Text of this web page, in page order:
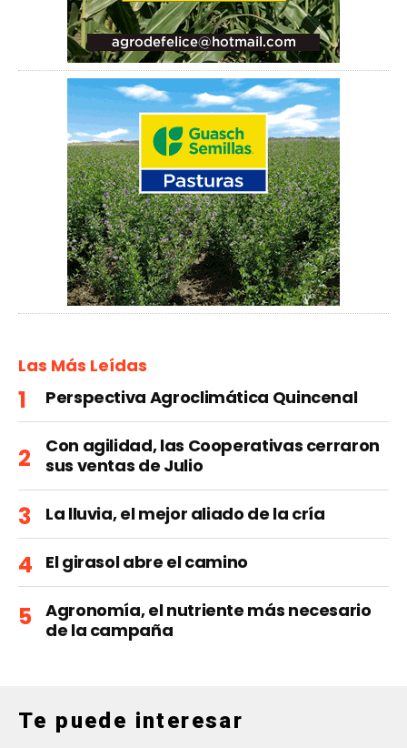
Las Más Leídas
Perspectiva Agroclimática Quincenal
Con agilidad, las Cooperativas cerraron
sus ventas de Julio
La lluvia, el mejor aliado de la cría
El girasol abre el camino
Agronomía, el nutriente más necesario
de la campaña
Te puede interesar